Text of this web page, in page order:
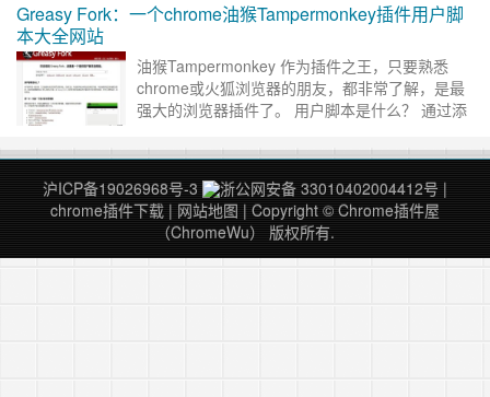
Greasy Fork：一个chrome油猴Tampermonkey插件用户脚
本大全网站
油猴Tampermonkey 作为插件之王，只要熟悉
chrome或火狐浏览器的朋友，都非常了解，是最
强大的浏览器插件了。 用户脚本是什么？ 通过添
了油猴Ta……继续阅读 »
沪ICP备19026968号-3
浙公网安备 33010402004412号 |
chrome插件下载 | 网站地图 | Copyright © Chrome插件屋
（ChromeWu） 版权所有.